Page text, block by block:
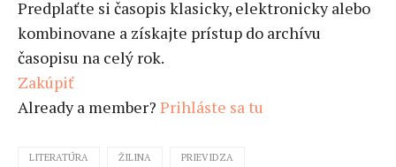
Predplaťte si časopis klasicky, elektronicky alebo
kombinovane a získajte prístup do archívu
časopisu na celý rok.
Zakúpiť
Already a member? Prihláste sa tu
LITERATÚRA ŽILINA PRIEVIDZA